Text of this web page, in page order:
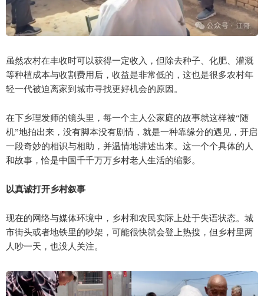
虽然农村在丰收时可以获得一定收入，但除去种子、化肥、灌溉
等种植成本与收割费用后，收益是非常低的，这也是很多农村年
轻一代被迫离家到城市寻找更好机会的原因。
在下乡理发师的镜头里，每一个主人公家庭的故事就这样被“随
机”地拍出来，没有脚本没有剧情，就是一种靠缘分的遇见，开启
一段奇妙的相识与相助，并温情地讲述出来。这一个个具体的人
和故事，恰是中国千千万万乡村老人生活的缩影。
以真诚打开乡村叙事
现在的网络与媒体环境中，乡村和农民实际上处于失语状态。城
市街头或者地铁里的吵架，可能很快就会登上热搜，但乡村里两
人吵一天，也没人关注。